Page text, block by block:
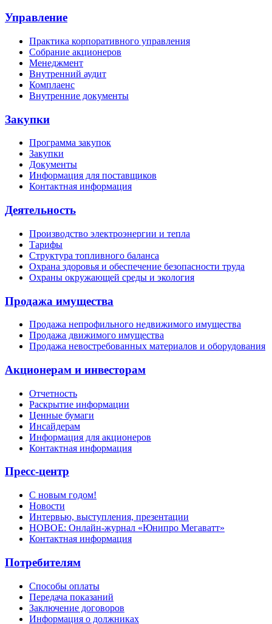
Управление
Практика корпоративного управления
Собрание акционеров
Менеджмент
Внутренний аудит
Комплаенс
Внутренние документы
Закупки
Программа закупок
Закупки
Документы
Информация для поставщиков
Контактная информация
Деятельность
Производство электроэнергии и тепла
Тарифы
Структура топливного баланса
Охрана здоровья и обеспечение безопасности труда
Охраны окружающей среды и экология
Продажа имущества
Продажа непрофильного недвижимого имущества
Продажа движимого имущества
Продажа невостребованных материалов и оборудования
Акционерам и инвесторам
Отчетность
Раскрытие информации
Ценные бумаги
Инсайдерам
Информация для акционеров
Контактная информация
Пресс-центр
С новым годом!
Новости
Интервью, выступления, презентации
НОВОЕ: Онлайн-журнал «Юнипро Мегаватт»
Контактная информация
Потребителям
Способы оплаты
Передача показаний
Заключение договоров
Информация о должниках